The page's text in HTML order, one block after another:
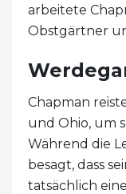
arbeitete
Obstgärtner
Chapman
und Ohio, um
Während die
besagt, dass
tatsächlich